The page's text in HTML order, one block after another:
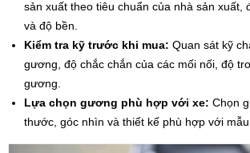
sản xuất theo tiêu chuẩn của nhà sản xuất,
và độ bền.
Kiểm tra kỹ trước khi mua: Quan sát kỹ
gương, độ chắc chắn của các mối nối, độ
gương.
Lựa chọn gương phù hợp với xe: Chọn
thước, góc nhìn và thiết kế phù hợp với mẫu